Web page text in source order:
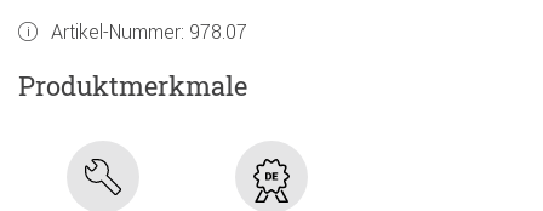
Artikel-Nummer: 978.07
Produktmerkmale